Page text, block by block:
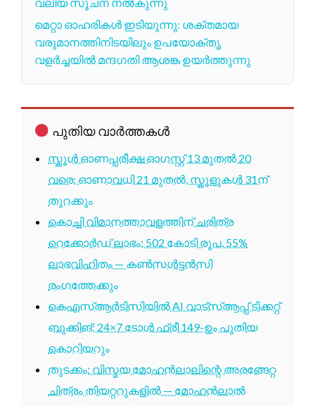
മെറ്റാ ഓഹരികൾ ഇടിയുന്നു: ശക്തമായ
വരുമാനത്തിനിടയിലും ഉപയോക്തൃ
വളർച്ചയിൽ മന്ദഗതി ആശങ്ക ഉയർത്തുന്നു
പുതിയ വാർത്തകൾ
സ്കൂൾ ഓണപ്പരീക്ഷ ഓഗസ്റ്റ് 13 മുതൽ 20
വരെ; ഓണാവധി 21 മുതൽ, സ്കൂളുകൾ 31ന്
തുറക്കും
കൊച്ചി വിമാനത്താവളത്തിന് ചരിത്ര
റെക്കോർഡ് ലാഭം; 502 കോടി രൂപ, 55%
ലാഭവിഹിതം — കൺസൾട്ടൻസി
രംഗത്തേക്കും
കെഎസ്ആർടിസിയിൽ AI വാട്സ്ആപ്പ് ടിക്കറ്റ്
ബുക്കിങ്; 24×7 ടോൾ ഫ്രീ 149-ഉം പുതിയ
കൊറിയറും
തുടക്കം: വിസ്മയ മോഹൻലാലിന്റെ അരങ്ങേറ്റ
ചിത്രം തിയറ്ററുകളിൽ — മോഹൻലാൽ